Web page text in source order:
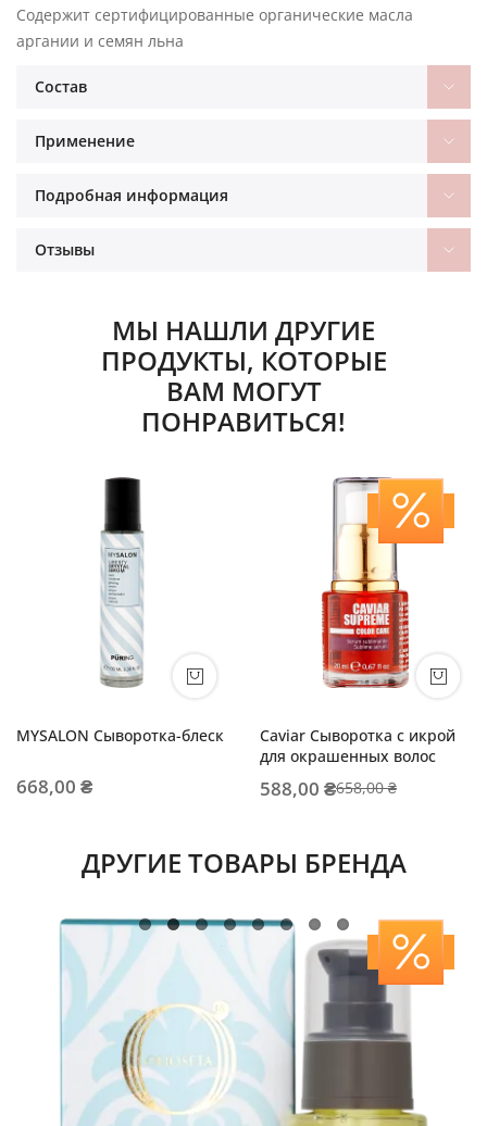
Содержит сертифицированные органические масла
аргании и семян льна
Состав
Применение
Подробная информация
Отзывы
МЫ НАШЛИ ДРУГИЕ
ПРОДУКТЫ, КОТОРЫЕ
ВАМ МОГУТ
ПОНРАВИТЬСЯ!
MYSALON Сыворотка-блеск
668,00 ₴
Caviar Сыворотка с икрой
для окрашенных волос
588,00 ₴658,00 ₴
ДРУГИЕ ТОВАРЫ БРЕНДА